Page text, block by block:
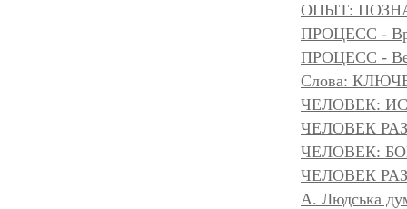
ОПЫТ:
ПРОЦЕСС -
ПРОЦЕСС -
Слова:
ЧЕЛОВЕК:
ЧЕЛОВЕК
ЧЕЛОВЕК:
ЧЕЛОВЕК
A. Людська